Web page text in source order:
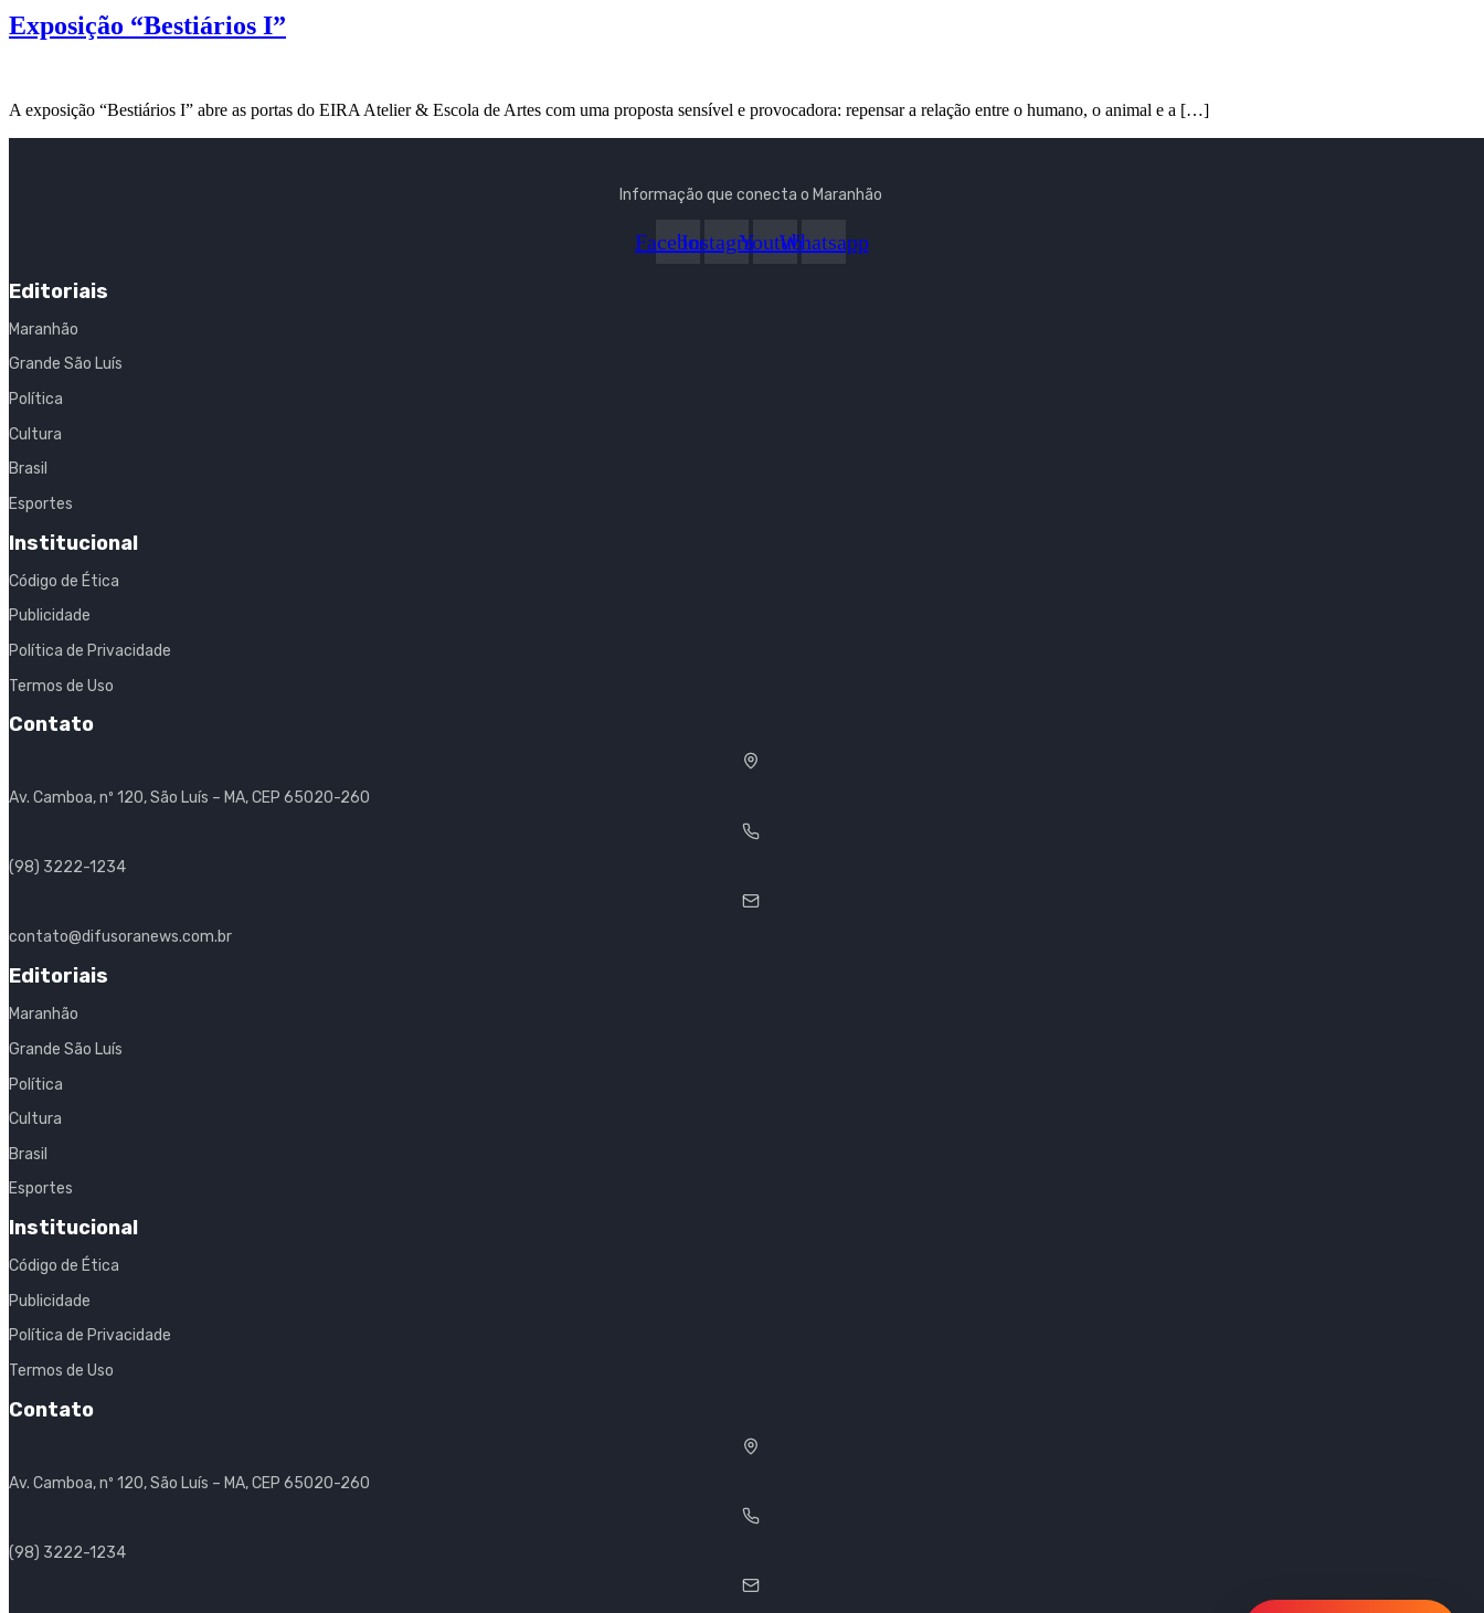
Exposição “Bestiários I”
A exposição “Bestiários I” abre as portas do EIRA Atelier & Escola de Artes com uma proposta sensível e provocadora: repensar a relação entre o humano, o animal e a […]
Informação que conecta o Maranhão
FacebookInstagramYoutubeWhatsapp
Editoriais
Maranhão
Grande São Luís
Política
Cultura
Brasil
Esportes
Institucional
Código de Ética
Publicidade
Política de Privacidade
Termos de Uso
Contato
Av. Camboa, nº 120, São Luís – MA, CEP 65020-260
(98) 3222-1234
contato@difusoranews.com.br
Editoriais
Maranhão
Grande São Luís
Política
Cultura
Brasil
Esportes
Institucional
Código de Ética
Publicidade
Política de Privacidade
Termos de Uso
Contato
Av. Camboa, nº 120, São Luís – MA, CEP 65020-260
(98) 3222-1234